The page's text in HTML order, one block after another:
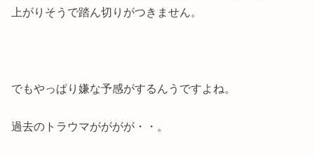
上がりそうで踏ん切りがつきません。
でもやっぱり嫌な予感がするんうですよね。
過去のトラウマがががが・・。